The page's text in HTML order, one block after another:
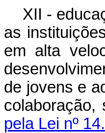
XII -
as
em alta
de jovens e
pela Lei nº